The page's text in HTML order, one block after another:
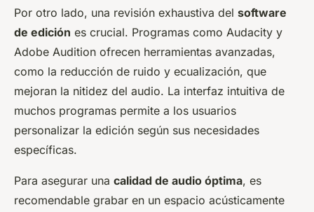
Por otro lado, una revisión exhaustiva del software
de edición es crucial. Programas como Audacity y
Adobe Audition ofrecen herramientas avanzadas,
como la reducción de ruido y ecualización, que
mejoran la nitidez del audio. La interfaz intuitiva de
muchos programas permite a los usuarios
personalizar la edición según sus necesidades
específicas.
Para asegurar una calidad de audio óptima, es
recomendable grabar en un espacio acústicamente